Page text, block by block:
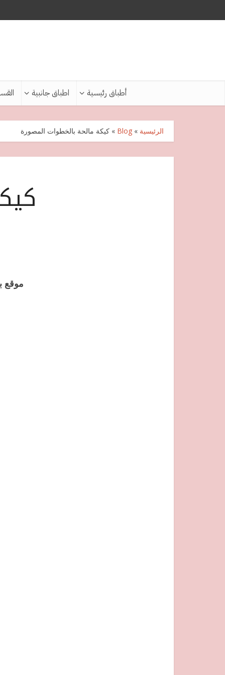
أطباق رئيسية اطباق جانبية
الرئيسية »
Blog
» كيكة مالحة بالخطوات المصورة
موقع